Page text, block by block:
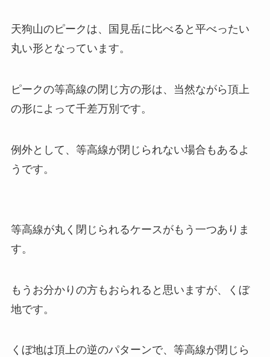
天狗山のピークは、国見岳に比べると平べったい
丸い形となっています。
ピークの等高線の閉じ方の形は、当然ながら頂上
の形によって千差万別です。
例外として、等高線が閉じられない場合もあるよ
うです。
等高線が丸く閉じられるケースがもう一つありま
す。
もうお分かりの方もおられると思いますが、くぼ
地です。
くぼ地は頂上の逆のパターンで、等高線が閉じら